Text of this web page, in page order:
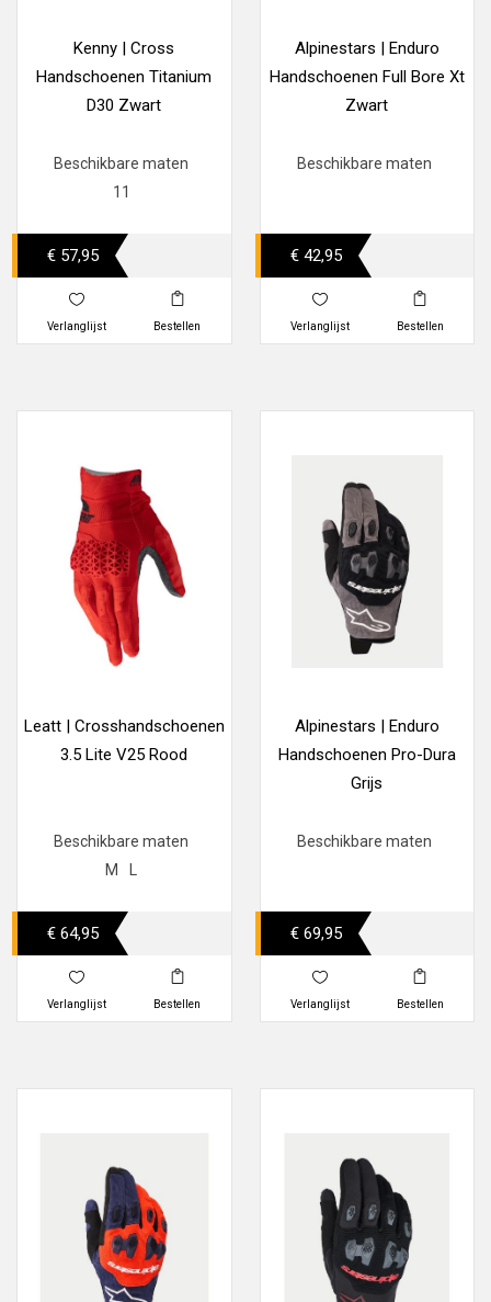
Kenny | Cross
Handschoenen Titanium
D30 Zwart
Beschikbare maten
11
€ 57,95
Verlanglijst Bestellen
Alpinestars | Enduro
Handschoenen Full Bore Xt
Zwart
Beschikbare maten
€ 42,95
Verlanglijst Bestellen
Leatt | Crosshandschoenen
3.5 Lite V25 Rood
Beschikbare maten
M
€ 64,95
Verlanglijst Bestellen
Alpinestars | Enduro
Handschoenen Pro-Dura
Grijs
Beschikbare maten
€ 69,95
Verlanglijst Bestellen